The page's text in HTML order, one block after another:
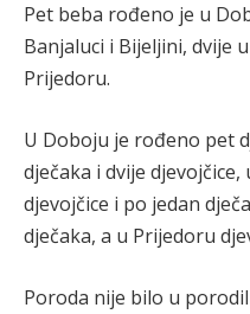
Pet beba rođeno je u
Banjaluci i Bijeljini, dvije
Prijedoru.
U Doboju je rođeno pet
dječaka i dvije
djevojčice i po jedan
dječaka, a u Prijedoru
Poroda nije bilo u